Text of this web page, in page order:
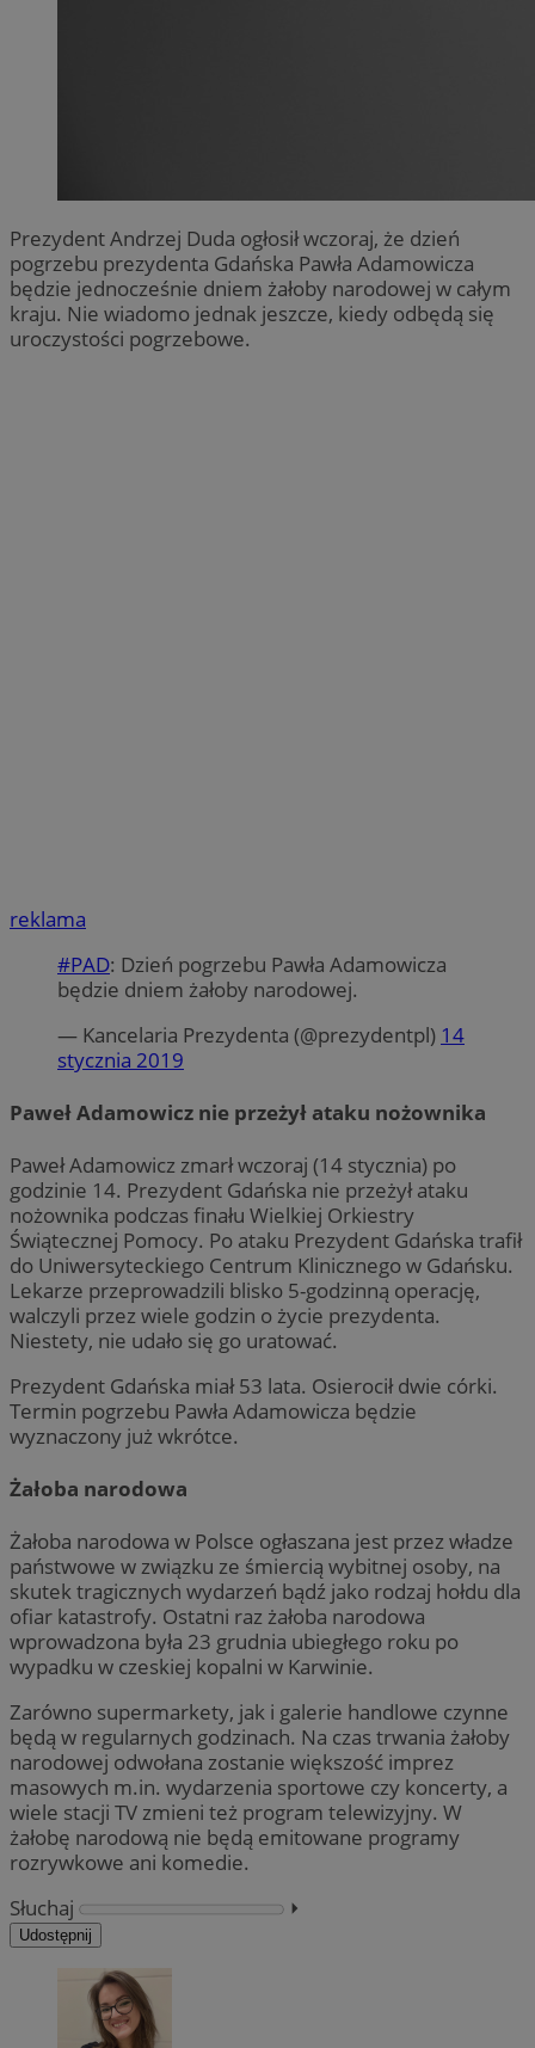
Prezydent Andrzej Duda ogłosił wczoraj, że dzień
pogrzebu prezydenta Gdańska Pawła Adamowicza
będzie jednocześnie dniem żałoby narodowej w całym
kraju. Nie wiadomo jednak jeszcze, kiedy odbędą się
uroczystości pogrzebowe.
reklama
#PAD: Dzień pogrzebu Pawła Adamowicza
będzie dniem żałoby narodowej.
— Kancelaria Prezydenta (@prezydentpl) 14
stycznia 2019
Paweł Adamowicz nie przeżył ataku nożownika
Paweł Adamowicz zmarł wczoraj (14 stycznia) po
godzinie 14. Prezydent Gdańska nie przeżył ataku
nożownika podczas finału Wielkiej Orkiestry
Świątecznej Pomocy. Po ataku Prezydent Gdańska trafił
do Uniwersyteckiego Centrum Klinicznego w Gdańsku.
Lekarze przeprowadzili blisko 5-godzinną operację,
walczyli przez wiele godzin o życie prezydenta.
Niestety, nie udało się go uratować.
Prezydent Gdańska miał 53 lata. Osierocił dwie córki.
Termin pogrzebu Pawła Adamowicza będzie
wyznaczony już wkrótce.
Żałoba narodowa
Żałoba narodowa w Polsce ogłaszana jest przez władze
państwowe w związku ze śmiercią wybitnej osoby, na
skutek tragicznych wydarzeń bądź jako rodzaj hołdu dla
ofiar katastrofy. Ostatni raz żałoba narodowa
wprowadzona była 23 grudnia ubiegłego roku po
wypadku w czeskiej kopalni w Karwinie.
Zarówno supermarkety, jak i galerie handlowe czynne
będą w regularnych godzinach. Na czas trwania żałoby
narodowej odwołana zostanie większość imprez
masowych m.in. wydarzenia sportowe czy koncerty, a
wiele stacji TV zmieni też program telewizyjny. W
żałobę narodową nie będą emitowane programy
rozrywkowe ani komedie.
Słuchaj
⏵︎
Udostępnij